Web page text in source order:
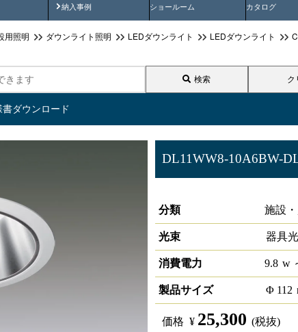
納入事例
納入事例動画 ショールーム カタログ
用照明 ダウンライト照明 LEDダウンライト LEDダウンライト
検索 ク
ダウンロード
DL11WW8-10A6BW-
分類
施設
光束 器具
消費電力 9.8 w
製品サイズ Φ 112
価格 ¥ 25,300 (税抜)